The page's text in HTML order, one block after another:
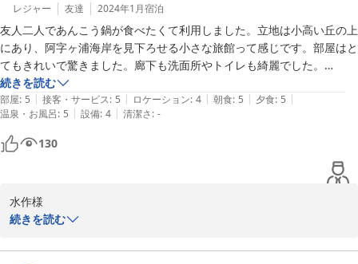
【早割40日前10％OFF】
あんこう鍋フルコースグレードアップ★
あん肝とも酢・あん唐・あん肝ソテー
あんこう土鍋・〆は雑炊
----------------------------
〜地魚取扱店　常陸牛推奨店〜
潮騒の宿　丸徳
2025-01-24
〆の雑炊は、なんといっても
あんこう鍋の旨味がたっぷり！！
あんこう鍋を堪能できたと思います♪
皆さんでのお越し
またお待ちしております。
-----------------------------------------
あんこう鍋・あん肝・とも酢・あん唐
-----------------------------------------
潮騒の宿丸徳　　薄井
レジャー 友達 2024年1月宿泊
友人二人であんこう鍋が食べたくて利用しました。立地は小高い丘の上
にあり、阿字ヶ浦海岸を見下ろせる小さな旅館って感じです。部屋はと
てもきれいで驚きました。廊下も洗面所やトイレも綺麗でした。
お食事処は絶景でとても素敵。あんこう鍋やお刺身、目光のから揚げな
どとても上品で美味しかったです。
お風呂も温泉ではありませんが、大人６人くらいは入れる広くて清潔な
浴場。３回入りました。クレンジング、化粧品などあり良かったです。
また利用したいです。
続きを読む
部屋: 5 | 接客・サービス: 5 | ロケーション: 4 | 朝食: 5 | 夕食: 5 |
温泉・お風呂: 5 | 設備: 4 | 清潔さ: -
130
水作様
【あんこう鍋基本プラン・あん肝・とも酢☆】極旨　あんこう鍋
ご利用ありがとうございました。
続きを読む